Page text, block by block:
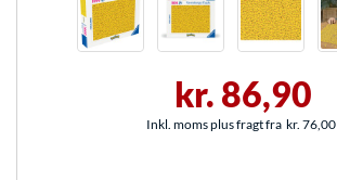
kr. 86,90
Inkl. moms plus fragt fra kr. 76,00